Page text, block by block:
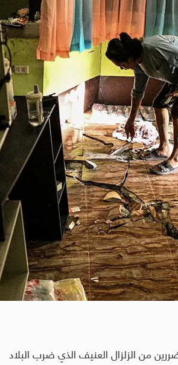
من الزلزال العنيف الذي ضرب البلاد